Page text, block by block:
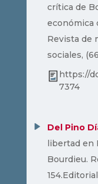
crítica de
económica
Revista de
sociales,
https://
7374
Del Pino
libertad en
Bourdieu.